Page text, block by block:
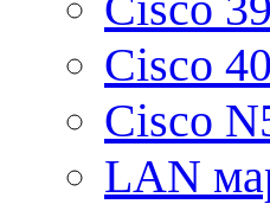
Cisco
Cisco
LAN